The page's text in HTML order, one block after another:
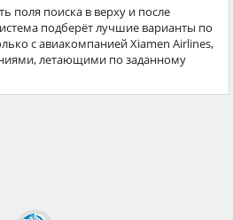
поля поиска в верху и после
подберёт лучшие варианты по
с авиакомпанией Xiamen Airlines,
летающими по заданному